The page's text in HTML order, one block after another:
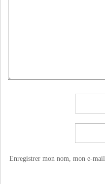
Enregistrer mon nom, mon e-